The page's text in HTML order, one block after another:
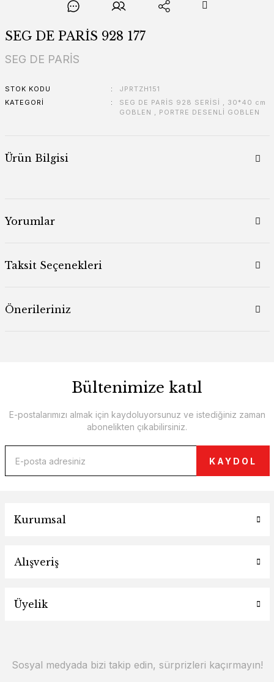
SEG DE PARİS 928 177
SEG DE PARİS
STOK KODU
JPRTZH151
KATEGORI
SEG DE PARİS 928 SERİSİ , 30*40 cm
GOBLEN , PORTRE DESENLİ GOBLEN
Ürün Bilgisi
Yorumlar
Taksit Seçenekleri
Önerileriniz
Bültenimize katıl
E-postalarımızı almak için kaydoluyorsunuz ve istediğiniz zaman
abonelikten çıkabilirsiniz.
KAYDOL
Kurumsal
Alışveriş
Üyelik
Sosyal medyada bizi takip edin, sürprizleri kaçırmayın!